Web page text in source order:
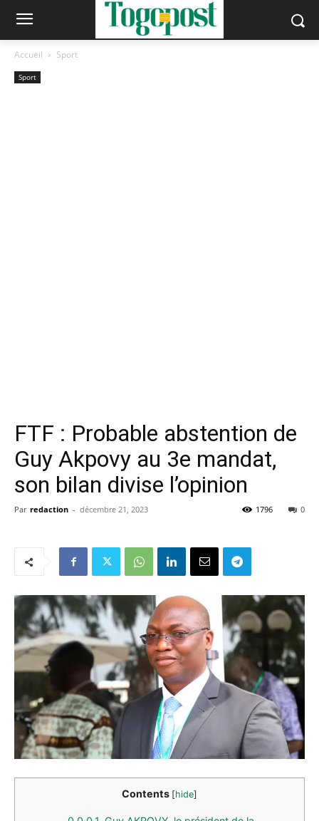
Accueil Sport
Sport
FTF : Probable abstention de
Guy Akpovy au 3e mandat,
son bilan divise l’opinion
Par redaction - décembre 21, 2023 0
1796
Contents [hide]